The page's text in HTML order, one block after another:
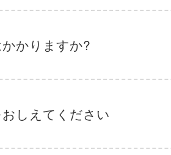
かりますか?
しえてください